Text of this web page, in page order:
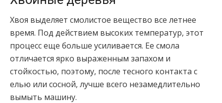
Хвоя выделяет смолистое вещество все летнее
время. Под действием высоких температур, этот
процесс еще больше усиливается. Ее смола
отличается ярко выраженным запахом и
стойкостью, поэтому, после тесного контакта с
елью или сосной, лучше всего незамедлительно
вымыть машину.